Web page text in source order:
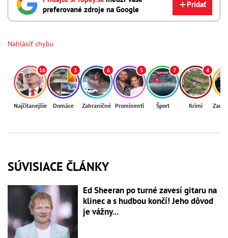
preferované zdroje na Google
Pridať
Nahlásiť chybu
16
Najčítanejšie
3
Domáce
6
Zahraničné
5
Prominenti
7
Šport
4
Krimi
SÚVISIACE ČLÁNKY
Ed Sheeran po turné zavesí gitaru na
klinec a s hudbou končí! Jeho dôvod
je vážny...